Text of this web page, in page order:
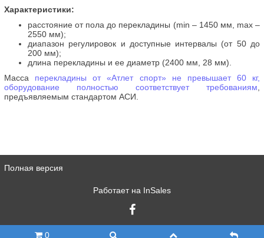
Характеристики:
расстояние от пола до перекладины (min – 1450 мм, max –
2550 мм);
диапазон регулировок и доступные интервалы (от 50 до
200 мм);
длина перекладины и ее диаметр (2400 мм, 28 мм).
Масса перекладины от «Атлет спорт» не превышает 60 кг,
оборудование полностью соответствует требованиям,
предъявляемым стандартом АСИ.
Полная версия
Работает на InSales
0